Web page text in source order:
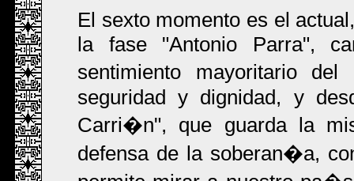
El sexto momento es el
la fase "Antonio Parra",
sentimiento mayoritario
seguridad y dignidad, y
Carri�n", que guarda la
defensa de la soberan�a,